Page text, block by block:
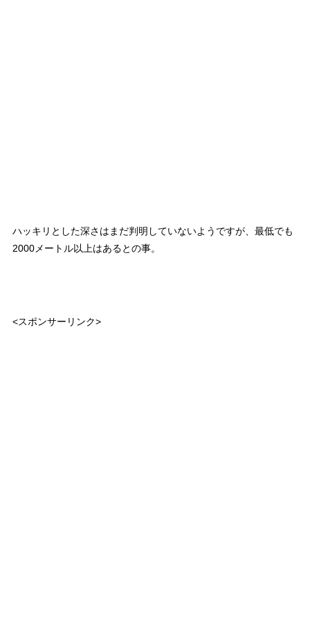
ハッキリとした深さはまだ判明していないようですが、最低でも
2000メートル以上はあるとの事。
<スポンサーリンク>